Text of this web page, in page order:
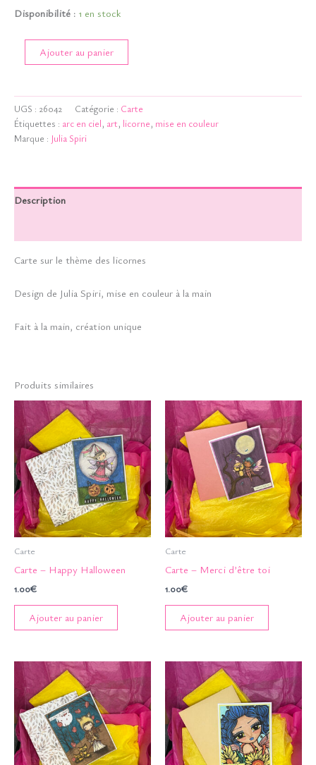
Disponibilité : 1 en stock
in
magic
Ajouter au panier
UGS : 26042 Catégorie : Carte
Étiquettes : arc en ciel, art, licorne, mise en couleur
Marque : Julia Spiri
Description
Carte sur le thème des licornes
Design de Julia Spiri, mise en couleur à la main
Fait à la main, création unique
Produits similaires
Carte
Carte – Happy Halloween
1.00€
Ajouter au panier
Carte
Carte – Merci d’être toi
1.00€
Ajouter au panier